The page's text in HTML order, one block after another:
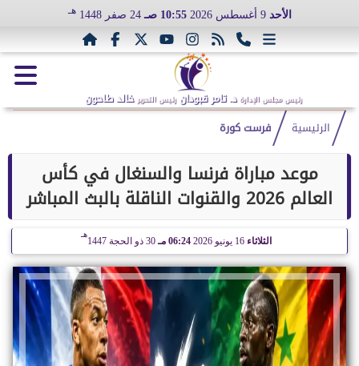
الأحد 9 أغسطس 2026 10:55 صـ 24 صفر 1448 هـ
رئيس مجلس الإدارة د. تامر قبودان رئيس التحرير خالد طاحون
الرئيسية فرست كورة
موعد مباراة فرنسا والسنغال في كأس
العالم 2026 والقنوات الناقلة بالبث المباشر
الثلاثاء 06:24 مـ 30 ذو الحجة 1447
هـ